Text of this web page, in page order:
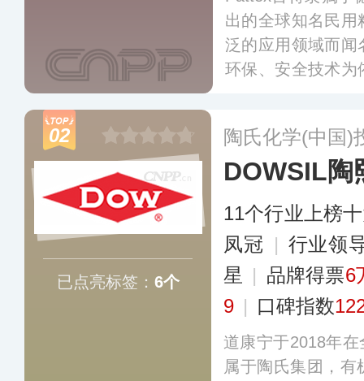
出的全球知名民
泛的应用领域而闻
环保、安全技术为
02
已点亮标签： 6个
陶氏化学(中国)
DOWSIL陶
11个行业上榜
凤冠 | 行业领
星 | 品牌得票6
9 | 口碑指数
道康宁于2018年
属于陶氏集团，